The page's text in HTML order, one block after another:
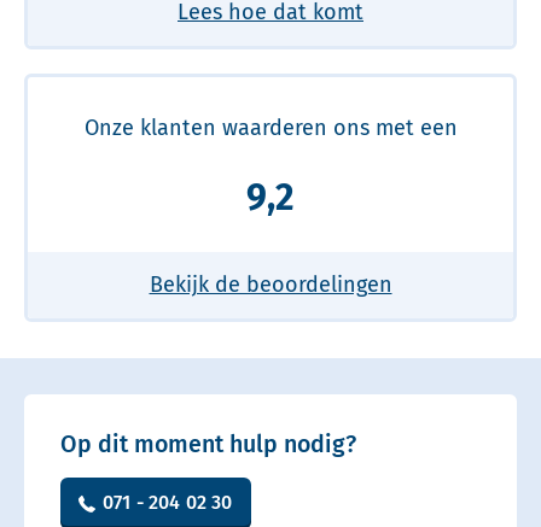
Lees hoe dat komt
Onze klanten waarderen ons met een
9,2
Bekijk de beoordelingen
Op dit moment hulp nodig?
071 - 204 02 30